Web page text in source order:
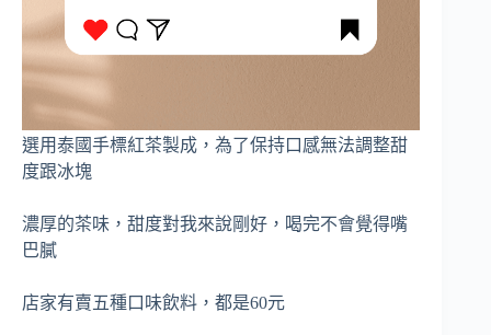
選用泰國手標紅茶製成，為了保持口感無法調整甜
度跟冰塊
濃厚的茶味，甜度對我來說剛好，喝完不會覺得嘴
巴膩
店家有賣五種口味飲料，都是60元